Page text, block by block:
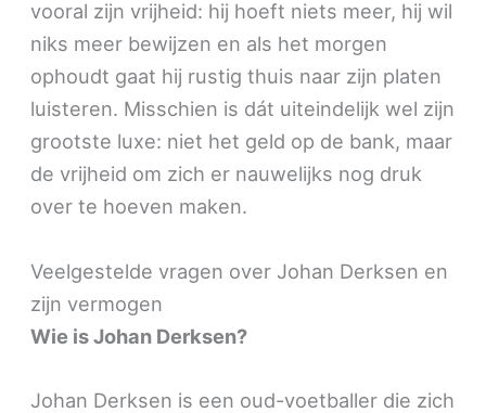
vooral zijn vrijheid: hij hoeft niets meer, hij wil
niks meer bewijzen en als het morgen
ophoudt gaat hij rustig thuis naar zijn platen
luisteren. Misschien is dát uiteindelijk wel zijn
grootste luxe: niet het geld op de bank, maar
de vrijheid om zich er nauwelijks nog druk
over te hoeven maken.
Veelgestelde vragen over Johan Derksen en
zijn vermogen
Wie is Johan Derksen?
Johan Derksen is een oud-voetballer die zich